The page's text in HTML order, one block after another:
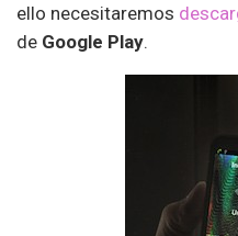
ello necesitaremos
de Google Play.